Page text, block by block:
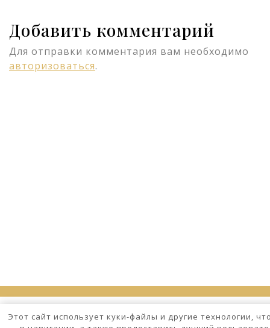
Добавить комментарий
Для отправки комментария вам необходимо
авторизоваться.
Этот сайт использует куки-файлы и другие технологии,